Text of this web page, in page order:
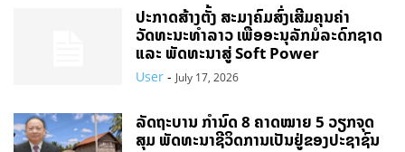
ປະກາດສ້າງຕັ້ງ ສະມາຄົມສົ່ງເສີມຄຸນຄ່າ
ວັດທະນະທຳລາວ ເພື່ອອະນຸລັກມໍລະດົກຊາດ
ແລະ ພັດທະນາສູ່ Soft Power
User - July 17, 2026
ລັດຖະບານ ກຳນົດ 8 ຄາດໝາຍ 5 ວຽກຈຸດ
ສຸມ ພັດທະນາຊີວິດການເປັນຢູ່ຂອງປະຊາຊົນ